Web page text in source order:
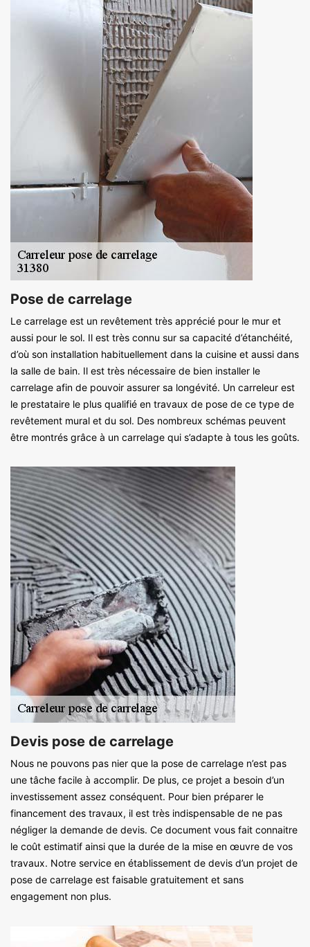
Pose de carrelage
Le carrelage est un revêtement très apprécié pour le mur et
aussi pour le sol. Il est très connu sur sa capacité d’étanchéité,
d’où son installation habituellement dans la cuisine et aussi dans
la salle de bain. Il est très nécessaire de bien installer le
carrelage afin de pouvoir assurer sa longévité. Un carreleur est
le prestataire le plus qualifié en travaux de pose de ce type de
revêtement mural et du sol. Des nombreux schémas peuvent
être montrés grâce à un carrelage qui s’adapte à tous les goûts.
Devis pose de carrelage
Nous ne pouvons pas nier que la pose de carrelage n’est pas
une tâche facile à accomplir. De plus, ce projet a besoin d’un
investissement assez conséquent. Pour bien préparer le
financement des travaux, il est très indispensable de ne pas
négliger la demande de devis. Ce document vous fait connaitre
le coût estimatif ainsi que la durée de la mise en œuvre de vos
travaux. Notre service en établissement de devis d’un projet de
pose de carrelage est faisable gratuitement et sans
engagement non plus.